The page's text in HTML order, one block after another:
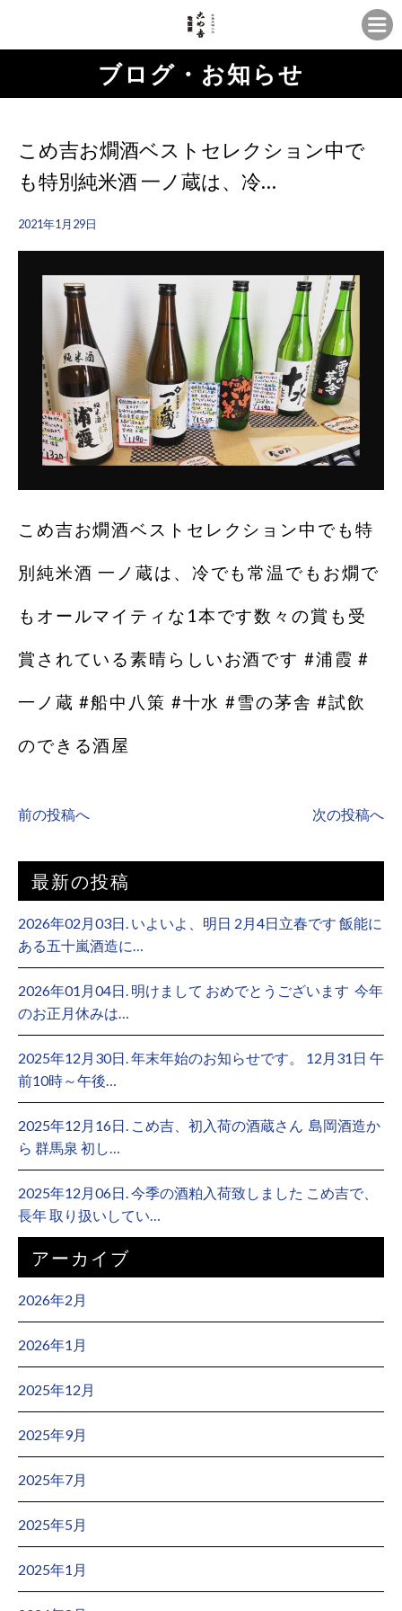
ブログ・お知らせ
こめ吉お燗酒ベストセレクション中で
も特別純米酒 一ノ蔵は、冷…
2021年1月29日
こめ吉お燗酒ベストセレクション中でも特
別純米酒 一ノ蔵は、冷でも常温でもお燗で
もオールマイティな1本です数々の賞も受
賞されている素晴らしいお酒です #浦霞 #
一ノ蔵 #船中八策 #十水 #雪の茅舎 #試飲
のできる酒屋
前の投稿へ 次の投稿へ
最新の投稿
2026年02月03日. いよいよ、明日 2月4日立春です 飯能に
ある五十嵐酒造に…
2026年01月04日. 明けまして おめでとうございます ⁡ 今年
のお正月休みは…
2025年12月30日. 年末年始のお知らせです。 12月31日 午
前10時～午後…
2025年12月16日. こめ吉、初入荷の酒蔵さん ⁡ 島岡酒造か
ら 群馬泉 初し…
2025年12月06日. 今季の酒粕入荷致しました こめ吉で、
長年 取り扱いしてい…
アーカイブ
2026年2月
2026年1月
2025年12月
2025年9月
2025年7月
2025年5月
2025年1月